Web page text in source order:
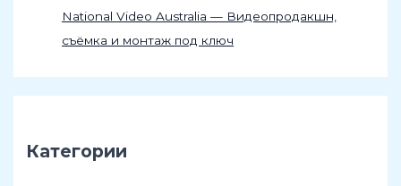
National Video Australia — Видеопродакшн,
съёмка и монтаж под ключ
Категории